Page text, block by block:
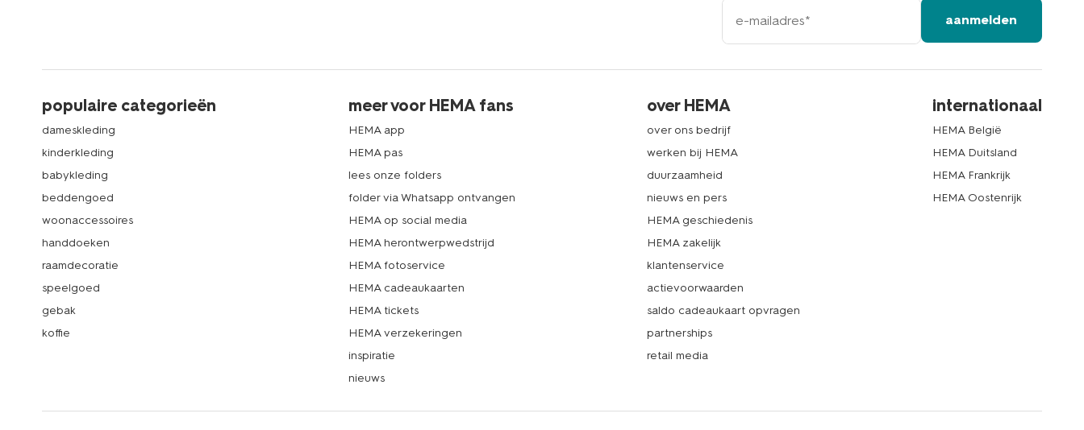
e-
mailadres
aanmelden
populaire categorieën
dameskleding
kinderkleding
babykleding
beddengoed
woonaccessoires
handdoeken
raamdecoratie
speelgoed
gebak
koffie
meer voor HEMA fans
HEMA app
HEMA pas
lees onze folders
folder via Whatsapp ontvangen
HEMA op social media
HEMA herontwerpwedstrijd
HEMA fotoservice
HEMA cadeaukaarten
HEMA tickets
HEMA verzekeringen
inspiratie
nieuws
over HEMA
over ons bedrijf
werken bij HEMA
duurzaamheid
nieuws en pers
HEMA geschiedenis
HEMA zakelijk
klantenservice
actievoorwaarden
saldo cadeaukaart opvragen
partnerships
retail media
internationaal
HEMA België
HEMA Duitsland
HEMA Frankrijk
HEMA Oostenrijk